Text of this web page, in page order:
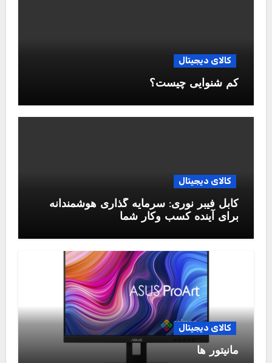
کالای دیجیتال
کم شنوایی چیست؟
کالای دیجیتال
کابل فیبر نوری: سرمایه گذاری هوشمندانه
برای آینده کسب وکار شما
کالای دیجیتال
مانیتور ها